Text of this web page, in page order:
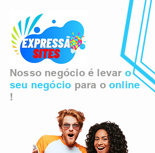
Nosso negócio é levar o
seu negócio para o online
!